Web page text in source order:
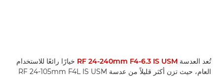
تُعد العدسة RF 24-240mm F4-6.3 IS USM خيارًا رائعًا للاستخدام
العام، حيث تزن أكثر قليلاً من عدسة RF 24-105mm F4L IS USM